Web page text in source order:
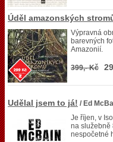
Úděl amazonských
Výpravná
barevných
Amazonií.
399,- Kč
Udělal jsem to já! / Ed
Je říjen, v
na služebně
nespočetné